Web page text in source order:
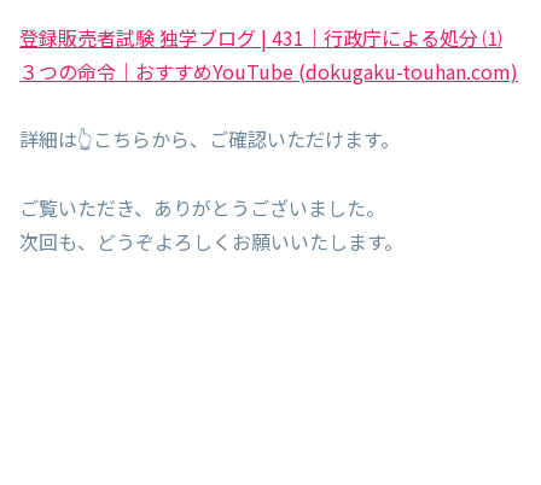
登録販売者試験 独学ブログ | 431｜行政庁による処分 ⑴
３つの命令｜おすすめYouTube (dokugaku-touhan.com)
詳細は👆こちらから、ご確認いただけます。
ご覧いただき、ありがとうございました。
次回も、どうぞよろしくお願いいたします。